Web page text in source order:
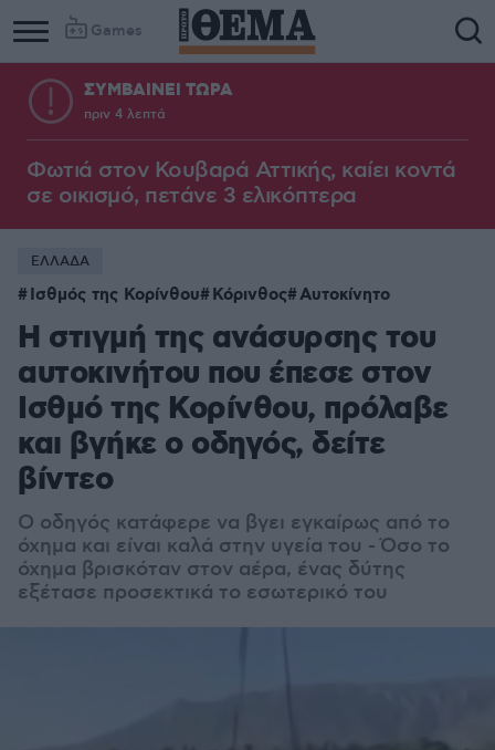
Games
Column
1
Column
2
ΣΥΜΒΑΙΝΕΙ ΤΩΡΑ
πριν 4 λεπτά
Φωτιά στον Κουβαρά Αττικής, καίει κοντά
σε οικισμό, πετάνε 3 ελικόπτερα
ΕΛΛΑΔΑ
Ισθμός της Κορίνθου Κόρινθος Αυτοκίνητο
Η στιγμή της ανάσυρσης του
αυτοκινήτου που έπεσε στον
Ισθμό της Κορίνθου, πρόλαβε
και βγήκε ο οδηγός, δείτε
βίντεο
Ο οδηγός κατάφερε να βγει εγκαίρως από το
όχημα και είναι καλά στην υγεία του - Όσο το
όχημα βρισκόταν στον αέρα, ένας δύτης
εξέτασε προσεκτικά το εσωτερικό του